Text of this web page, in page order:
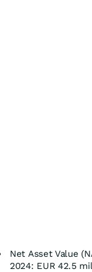
Net Asset Value
2024: EUR 42.5